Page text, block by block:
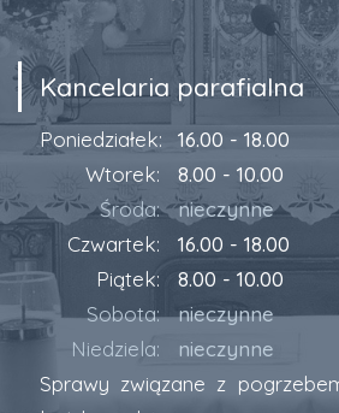
Kancelaria parafialna
Poniedziałek:
16.00 - 18.00
Wtorek:
8.00 - 10.00
Środa:
nieczynne
Czwartek:
16.00 - 18.00
Piątek:
8.00 - 10.00
Sobota:
nieczynne
Niedziela:
nieczynne
Sprawy związane z